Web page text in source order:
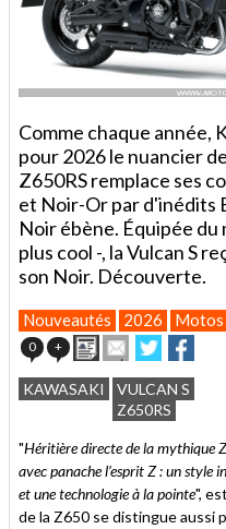
Comme chaque année,
pour 2026 le nuancier
Z650RS remplace ses
et Noir-Or par d'inédits
Noir ébène. Équipée
plus cool -, la Vulcan S
son Noir. Découverte.
Nouveautés 2026 Motos
0 + ImprimerEnvoyer
cet
article
à
un
Partager
sur
Twitter
sur
Facebook
KAWASAKI
VULCAN S
Z650RS
"Héritière directe de la mythique
avec panache l’esprit Z : un style
et une technologie à la pointe",
de la Z650 se distingue aussi